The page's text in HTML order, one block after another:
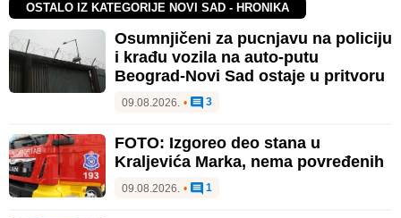
OSTALO IZ KATEGORIJE NOVI SAD - HRONIKA
Osumnjičeni za pucnjavu na policiju
i krađu vozila na auto-putu
Beograd-Novi Sad ostaje u pritvoru
09.08.2026. • 3
FOTO: Izgoreo deo stana u
Kraljevića Marka, nema povređenih
09.08.2026. • 1